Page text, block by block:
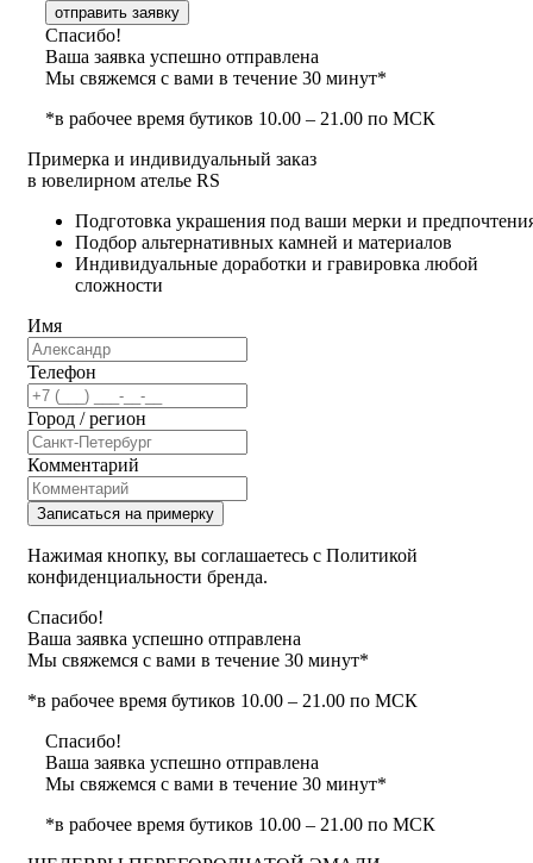
отправить заявку
Спасибо!
Ваша заявка успешно отправлена
Мы свяжемся с вами в течение 30 минут*
*в рабочее время бутиков 10.00 – 21.00 по МСК
Примерка и индивидуальный заказ
в ювелирном ателье RS
Подготовка украшения под ваши мерки и
Подбор альтернативных камней и материалов
Индивидуальные доработки и гравировка любой
сложности
Имя
Телефон
Город / регион
Комментарий
Записаться на примерку
Нажимая кнопку, вы соглашаетесь с Политикой
конфиденциальности бренда.
Спасибо!
Ваша заявка успешно отправлена
Мы свяжемся с вами в течение 30 минут*
*в рабочее время бутиков 10.00 – 21.00 по МСК
Спасибо!
Ваша заявка успешно отправлена
Мы свяжемся с вами в течение 30 минут*
*в рабочее время бутиков 10.00 – 21.00 по МСК